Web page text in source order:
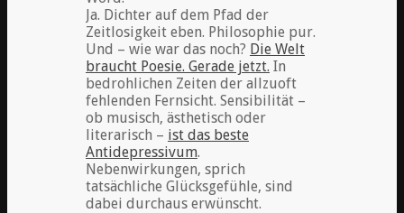
Ja. Dichter auf dem Pfad der
Zeitlosigkeit eben. Philosophie pur.
Und – wie war das noch? Die Welt
braucht Poesie. Gerade jetzt. In
bedrohlichen Zeiten der allzuoft
fehlenden Fernsicht. Sensibilität –
ob musisch, ästhetisch oder
literarisch – ist das beste
Antidepressivum.
Nebenwirkungen, sprich
tatsächliche Glücksgefühle, sind
dabei durchaus erwünscht.